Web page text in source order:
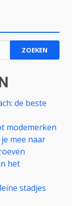
de beste
modemerken
mee naar
het
stadjes